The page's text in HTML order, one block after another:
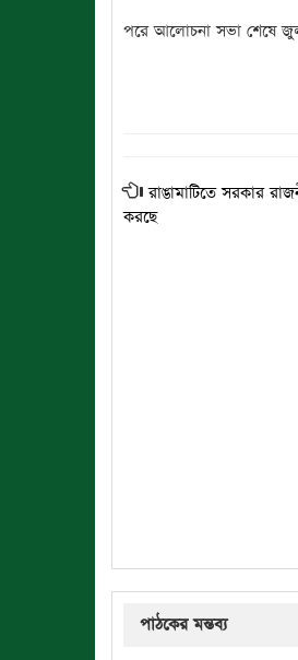
পরে আলোচনা সভা শেষে
রাঙামাটিতে সরকার
করছে
পাঠকের মন্তব্য